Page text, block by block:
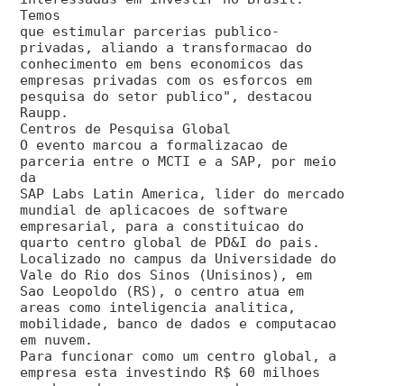
Temos
que estimular parcerias publico-
privadas, aliando a transformacao do
conhecimento em bens economicos das
empresas privadas com os esforcos em
pesquisa do setor publico", destacou
Raupp.
Centros de Pesquisa Global
O evento marcou a formalizacao de
parceria entre o MCTI e a SAP, por meio
da
SAP Labs Latin America, lider do mercado
mundial de aplicacoes de software
empresarial, para a constituicao do
quarto centro global de PD&I do pais.
Localizado no campus da Universidade do
Vale do Rio dos Sinos (Unisinos), em
Sao Leopoldo (RS), o centro atua em
areas como inteligencia analitica,
mobilidade, banco de dados e computacao
em nuvem.
Para funcionar como um centro global, a
empresa esta investindo R$ 60 milhoes